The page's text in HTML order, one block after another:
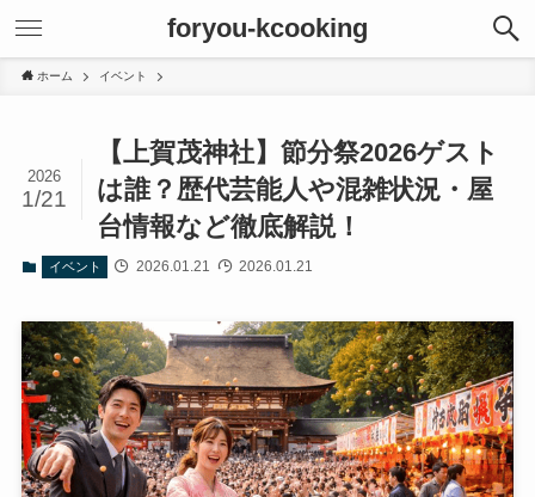
foryou-kcooking
ホーム イベント
【上賀茂神社】節分祭2026ゲスト
は誰？歴代芸能人や混雑状況・屋
台情報など徹底解説！
2026
1/21
イベント 2026.01.21 2026.01.21